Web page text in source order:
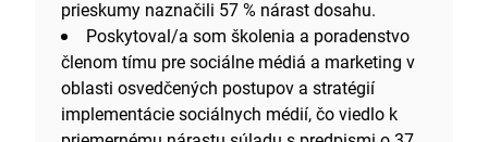
prieskumy naznačili 57 % nárast dosahu.
Poskytoval/a som školenia a poradenstvo
členom tímu pre sociálne médiá a marketing v
oblasti osvedčených postupov a stratégií
implementácie sociálnych médií, čo viedlo k